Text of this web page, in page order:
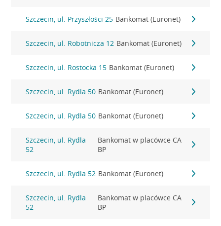
Szczecin, ul. Przyszłości 25 Bankomat (Euronet)
Szczecin, ul. Robotnicza 12 Bankomat (Euronet)
Szczecin, ul. Rostocka 15 Bankomat (Euronet)
Szczecin, ul. Rydla 50 Bankomat (Euronet)
Szczecin, ul. Rydla 50 Bankomat (Euronet)
Szczecin, ul. Rydla
52
Bankomat w placówce CA
BP
Szczecin, ul. Rydla 52 Bankomat (Euronet)
Szczecin, ul. Rydla
52
Bankomat w placówce CA
BP